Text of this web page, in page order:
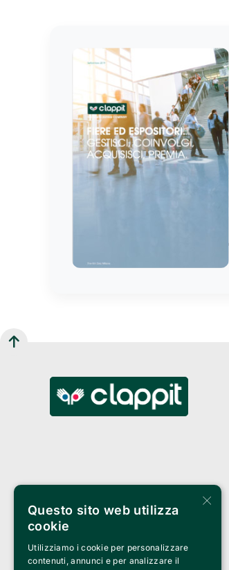
×
Questo sito web utilizza
cookie
Utilizziamo i cookie per personalizzare
contenuti, annunci e per analizzare il